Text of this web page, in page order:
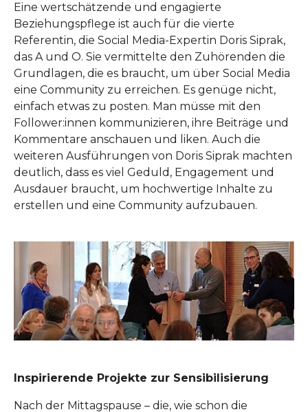
Eine wertschätzende und engagierte
Beziehungspflege ist auch für die vierte
Referentin, die Social Media-Expertin Doris Siprak,
das A und O. Sie vermittelte den Zuhörenden die
Grundlagen, die es braucht, um über Social Media
eine Community zu erreichen. Es genüge nicht,
einfach etwas zu posten. Man müsse mit den
Follower:innen kommunizieren, ihre Beiträge und
Kommentare anschauen und liken. Auch die
weiteren Ausführungen von Doris Siprak machten
deutlich, dass es viel Geduld, Engagement und
Ausdauer braucht, um hochwertige Inhalte zu
erstellen und eine Community aufzubauen.
Inspirierende Projekte zur Sensibilisierung
Nach der Mittagspause – die, wie schon die